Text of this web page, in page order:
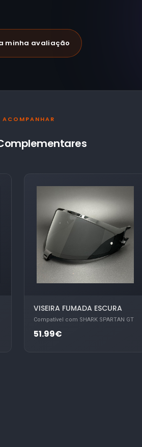
minha avaliação
ACOMPANHAR
VISEIRA FUMADA ESCURA
Compatível com SHARK SPARTAN GT
51.99€